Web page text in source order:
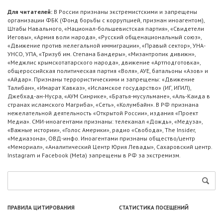
Для читателей: В России признаны экстремистскими и запрещены
организации ФБК (Фонд борьбы с коррупцией, признан иноагентом),
Штабы Навального, «Национал-большевистская партия», «Свидетели
Иеговы», «Армия воли народа», «Русский общенациональный союз»,
«Движение против нелегальной иммиграции», «Правый сектор», УНА-
УНСО, УПА, «Тризуб им. Степана Бандеры», «Мизантропик дивижн»,
«Меджлис крымскотатарского народа», движение «Артподготовка»,
общероссийская политическая партия «Воля», АУЕ, батальоны «Азов» и
«Айдар». Признаны террористическими и запрещены: «Движение
Талибан», «Имарат Кавказ», «Исламское государство» (ИГ, ИГИЛ),
Джебхад-ан-Нусра, «АУМ Синрике», «Братья-мусульмане», «Аль-Каида в
странах исламского Магриба», «Сеть», «Колумбайн». В РФ признана
нежелательной деятельность «Открытой России», издания «Проект
Медиа». СМИ-иноагентами признаны: телеканал «Дождь», «Медуза»,
«Важные истории», «Голос Америки», радио «Свобода», The Insider,
«Медиазона», ОВД-инфо. Иноагентами признаны общество/центр
«Мемориал», «Аналитический Центр Юрия Левады», Сахаровский центр.
Instagram и Facebook (Metа) запрещены в РФ за экстремизм.
ПРАВИЛА ЦИТИРОВАНИЯ СТАТИСТИКА ПОСЕЩЕНИЙ